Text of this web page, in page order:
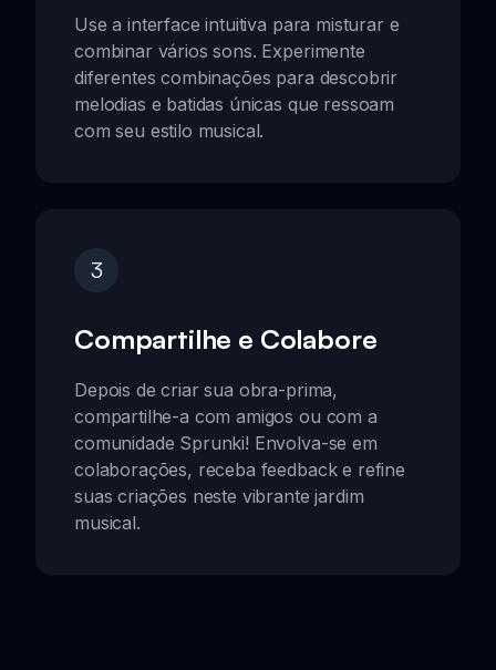
Use a interface intuitiva para misturar e
combinar vários sons. Experimente
diferentes combinações para descobrir
melodias e batidas únicas que ressoam
com seu estilo musical.
3
Compartilhe e Colabore
Depois de criar sua obra-prima,
compartilhe-a com amigos ou com a
comunidade Sprunki! Envolva-se em
colaborações, receba feedback e refine
suas criações neste vibrante jardim
musical.